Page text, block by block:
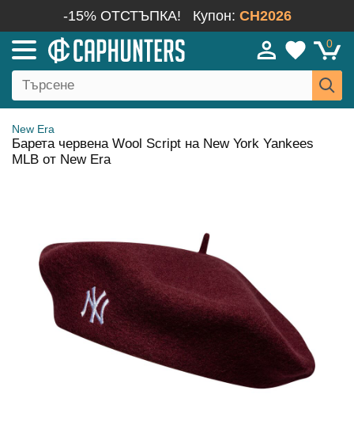
-15% ОТСТЪПКА! Купон: CH2026
0
New Era
Барета червена Wool Script на New York Yankees
MLB от New Era